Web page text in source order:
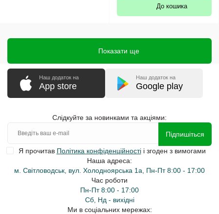
До кошика
Показати ще
Наш додаток на
App store
Наш додаток на
Google play
Слідкуйте за новинками та акціями:
Підпишіться
Я прочитав Політика конфіденційностіі згоден з вимогами
Наша адреса:
м. Світловодськ, вул. Холодноярська 1а, Пн-Пт 8:00 - 17:00
Час роботи
Пн-Пт 8:00 - 17:00
Сб, Нд - вихідні
Ми в соціальних мережах: